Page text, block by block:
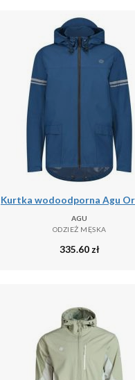
AGU
ODZIEŻ MĘSKA
335.60 zł